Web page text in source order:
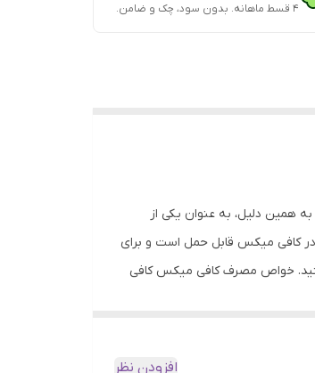
۴ قسط ماهانه. بدون سود، چک و ضامن.
همین دلیل، به عنوان یکی از
کافی میکس قابل حمل است و برای
کنید. خواص مصرف کافی میکس کافی
لذا با مصرف کافی میکس،
افزودن نظر